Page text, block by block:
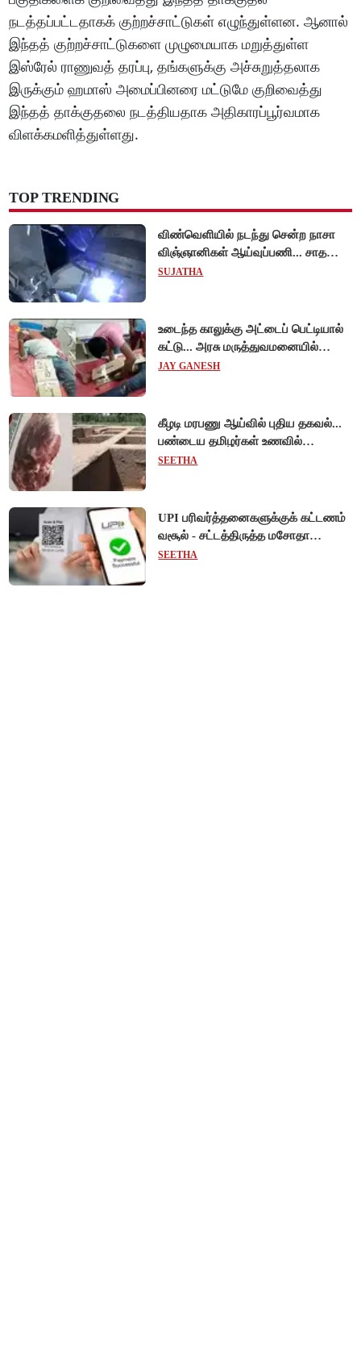
நடத்தப்பட்டதாகக் குற்றச்சாட்டுகள் எழுந்துள்ளன. ஆனால்
இந்தத் குற்றச்சாட்டுகளை முழுமையாக மறுத்துள்ள
இஸ்ரேல் ராணுவத் தரப்பு, தங்களுக்கு அச்சுறுத்தலாக
இருக்கும் ஹமாஸ் அமைப்பினரை மட்டுமே குறிவைத்து
இந்தத் தாக்குதலை நடத்தியதாக அதிகாரப்பூர்வமாக
விளக்கமளித்துள்ளது.
TOP TRENDING
விண்வெளியில் நடந்து சென்ற நாசா
விஞ்ஞானிகள் ஆய்வுப்பணி... சாதனை
!
SUJATHA
உடைந்த காலுக்கு அட்டைப் பெட்டியால்
கட்டு... அரசு மருத்துவமனையில்
விநோத சிகிச்சை... அதிர்ச்சி வீடியோ!
JAY GANESH
கீழடி மரபணு ஆய்வில் புதிய தகவல்...
பண்டைய தமிழர்கள் உணவில்
அதிகளவு இறைச்சி பயன்பாடு!
SEETHA
UPI பரிவர்த்தனைகளுக்குக் கட்டணம்
வசூல் - சட்டத்திருத்த மசோதா
நிறைவேற்றம்!
SEETHA